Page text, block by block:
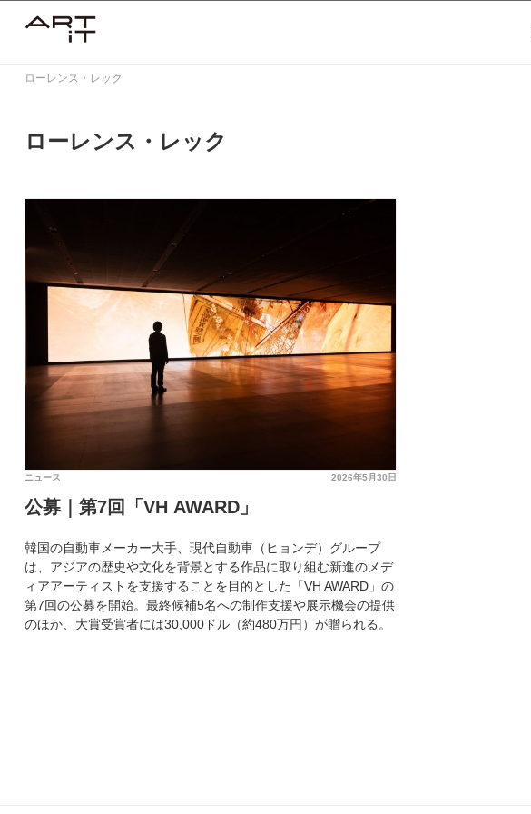
ローレンス・レック
ローレンス・レック
2026年5月30日
ニュース
公募｜第7回「VH AWARD」
韓国の自動車メーカー大手、現代自動車（ヒョンデ）グループ
は、アジアの歴史や文化を背景とする作品に取り組む新進のメデ
ィアアーティストを支援することを目的とした「VH AWARD」の
第7回の公募を開始。最終候補5名への制作支援や展示機会の提供
のほか、大賞受賞者には30,000ドル（約480万円）が贈られる。